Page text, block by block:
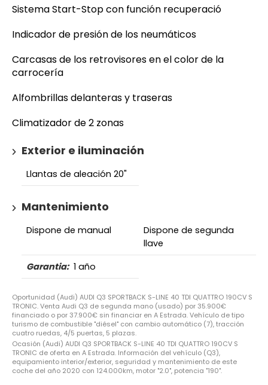
Sistema Start-Stop con función recuperació
Indicador de presión de los neumáticos
Carcasas de los retrovisores en el color de la
carrocería
Alfombrillas delanteras y traseras
Climatizador de 2 zonas
Exterior e iluminación
Llantas de aleación 20"
Mantenimiento
Dispone de manual
Dispone de segunda
llave
Garantia: 1 año
Oportunidad (Audi) AUDI Q3 SPORTBACK S-LINE 40 TDI QUATTRO 190CV S
TRONIC. Venta Audi Q3 de segunda mano (usado) por 35.900€
financiado o por 37.900€ sin financiar en A Estrada. Vehículo de tipo
turismo de combustible "diésel" con cambio automático (7), tracción
cuatro ruedas, 4/5 puertas, 5 plazas.
Ocasión (Audi) AUDI Q3 SPORTBACK S-LINE 40 TDI QUATTRO 190CV S
TRONIC de oferta en A Estrada. Información del vehículo (Q3),
equipamiento interior/exterior, seguridad y mantenimiento de este
coche del año 2020 con 124.000km, motor "2.0", potencia "190".